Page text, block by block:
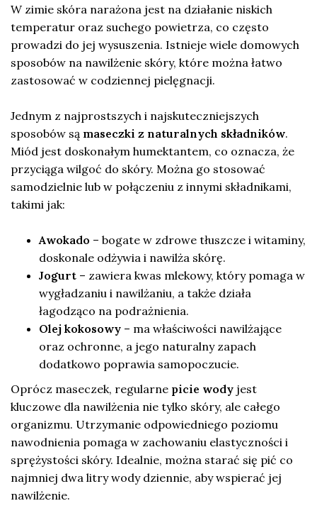
W zimie skóra narażona jest na działanie niskich
temperatur oraz suchego powietrza, co często
prowadzi do jej wysuszenia. Istnieje wiele domowych
sposobów na nawilżenie skóry, które można łatwo
zastosować w codziennej pielęgnacji.
Jednym z najprostszych i najskuteczniejszych
sposobów są maseczki z naturalnych składników.
Miód jest doskonałym humektantem, co oznacza, że
przyciąga wilgoć do skóry. Można go stosować
samodzielnie lub w połączeniu z innymi składnikami,
takimi jak:
Awokado – bogate w zdrowe tłuszcze i witaminy,
doskonale odżywia i nawilża skórę.
Jogurt – zawiera kwas mlekowy, który pomaga w
wygładzaniu i nawilżaniu, a także działa
łagodząco na podrażnienia.
Olej kokosowy – ma właściwości nawilżające
oraz ochronne, a jego naturalny zapach
dodatkowo poprawia samopoczucie.
Oprócz maseczek, regularne picie wody jest
kluczowe dla nawilżenia nie tylko skóry, ale całego
organizmu. Utrzymanie odpowiedniego poziomu
nawodnienia pomaga w zachowaniu elastyczności i
sprężystości skóry. Idealnie, można starać się pić co
najmniej dwa litry wody dziennie, aby wspierać jej
nawilżenie.